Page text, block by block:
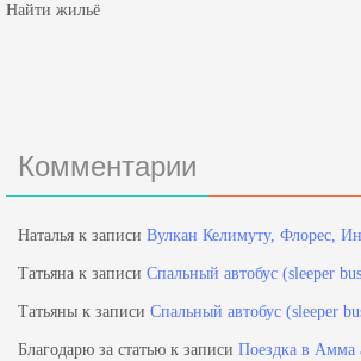
Найти жильё
Комментарии
Наталья к записи Вулкан Келимуту, Флорес,
Татьяна к записи Спальный автобус (sleeper
Татьяны к записи Спальный автобус (sleeper
Благодарю за статью к записи Поездка в Амма